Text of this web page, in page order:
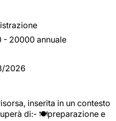
- 20000 annuale
2026
inserita in un contesto
di:- 🍽️preparazione e